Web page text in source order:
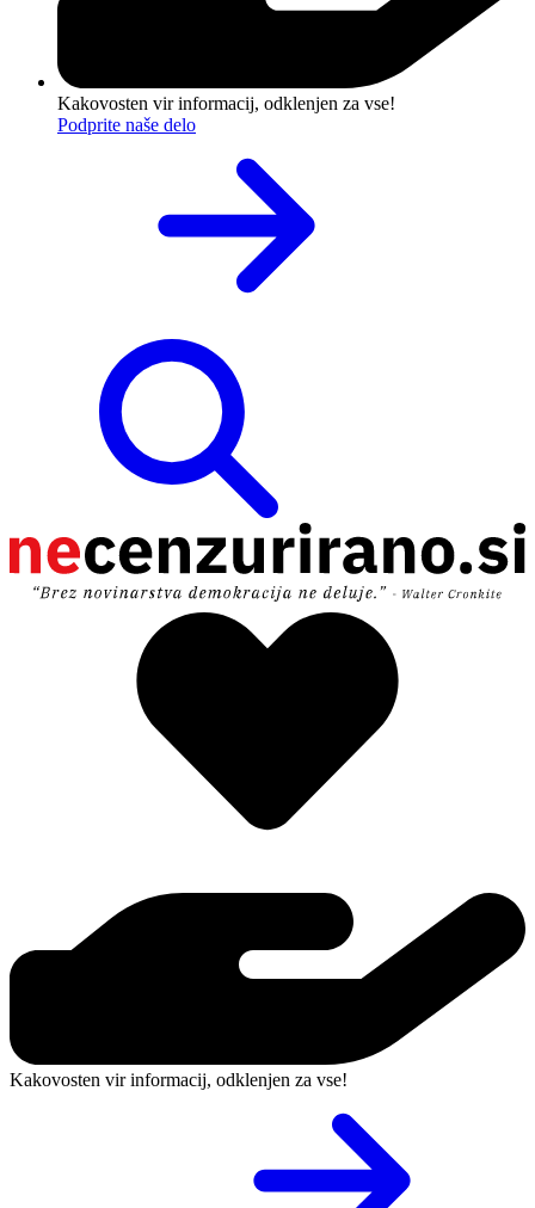
Kakovosten vir informacij, odklenjen za vse!
Podprite naše delo
Kakovosten vir informacij, odklenjen za vse!